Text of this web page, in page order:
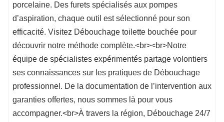
porcelaine. Des furets spécialisés aux pompes
d’aspiration, chaque outil est sélectionné pour son
efficacité. Visitez Débouchage toilette bouchée pour
découvrir notre méthode complète.<br><br>Notre
équipe de spécialistes expérimentés partage volontiers
ses connaissances sur les pratiques de Débouchage
professionnel. De la documentation de l’intervention aux
garanties offertes, nous sommes là pour vous
accompagner.<br>À travers la région, Débouchage 24/7